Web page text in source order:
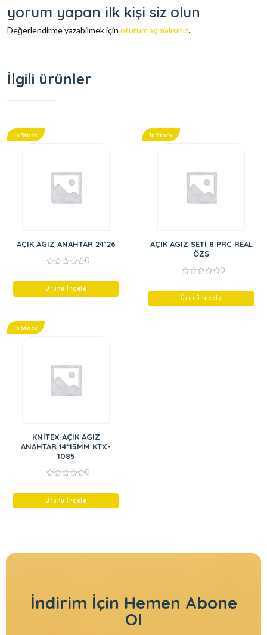
yorum yapan ilk kişi siz olun
Değerlendirme yazabilmek için oturum açmalısınız.
İlgili ürünler
In Stock
AÇIK AGIZ ANAHTAR 24*26
of
0
Ürünü İncele
In Stock
AÇIK AGIZ SETİ 8 PRC REAL
ÖZS
of
0
Ürünü İncele
In Stock
KNİTEX AÇIK AGIZ
ANAHTAR 14*15MM KTX-
1085
of
0
Ürünü İncele
İndirim İçin Hemen Abone
Ol